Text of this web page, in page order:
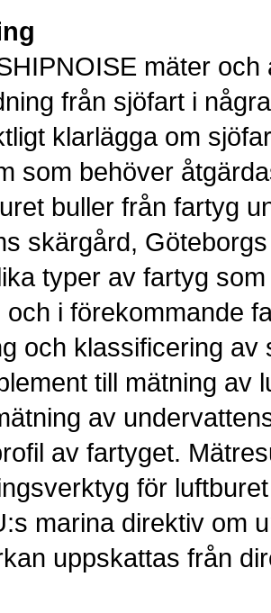
mäter
från sjöfart i
klarlägga om
som behöver
buller från fartyg
skärgård,
typer av fartyg
i förekommande
och klassificering
till mätning av
av
av fartyget.
för
marina direktiv om
uppskattas från